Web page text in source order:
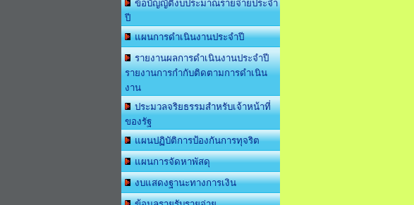
ข้อบัญญัติงบประมาณรายจ่ายประจำ
ปี
แผนการดำเนินงานประจำปี
รายงานผลการดำเนินงานประจำปี
รายงานการกำกับติดตามการดำเนิน
งาน
ประมวลจริยธรรมสำหรับเจ้าหน้าที่
ของรัฐ
แผนปฏิบัติการป้องกันการทุจริต
แผนการจัดหาพัสดุ
งบแสดงฐานะทางการเงิน